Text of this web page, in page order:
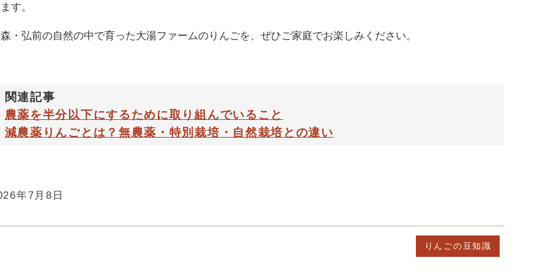
す。
・弘前の自然の中で育った大湯ファームのりんごを、ぜひご家庭でお楽しみください。
関連記事
農薬を半分以下にするために取り組んでいること
減農薬りんごとは？無農薬・特別栽培・自然栽培との違い
年7月8日
りんごの豆知識